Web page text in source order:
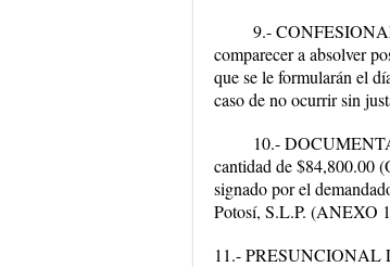
9.-
comparecer a absolver
que se le formularán el
caso de no ocurrir sin
10.-
cantidad de
signado por el
Potosí, S.L.P. (ANEXO
11.- PRESUNCIONAL